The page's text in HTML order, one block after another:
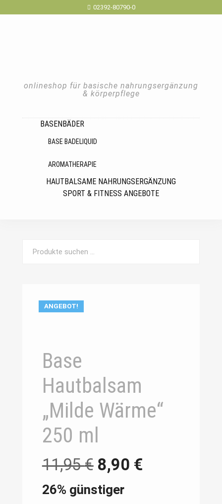
onlineshop für basische nahrungsergänzung
& körperpflege
02392-80790-0
BASENBÄDER
BASE BADELIQUID
AROMATHERAPIE
HAUTBALSAME NAHRUNGSERGÄNZUNG
SPORT & FITNESS ANGEBOTE
ANGEBOT!
Base
Hautbalsam
„Milde Wärme“
250 ml
11,95€ 8,90 €
26% günstiger